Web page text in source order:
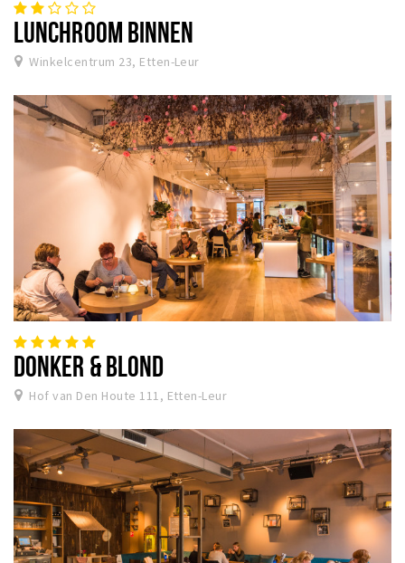
LUNCHROOM BINNEN
Winkelcentrum 23, Etten-Leur
DONKER & BLOND
Hof van Den Houte 111, Etten-Leur